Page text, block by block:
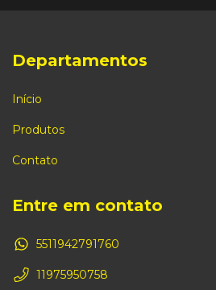
Departamentos
Início
Produtos
Contato
Entre em contato
5511942791760
11975950758